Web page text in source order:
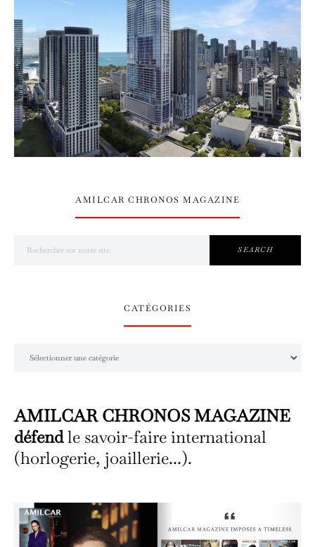
AMILCAR CHRONOS MAGAZINE
SEARCH
CATÉGORIES
AMILCAR CHRONOS MAGAZINE
défendle savoir-faire international
(horlogerie, joaillerie...).